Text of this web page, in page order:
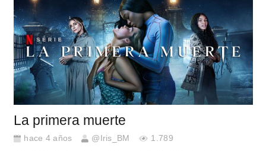
La primera muerte
hace 4 años @Iris_BM 1.789